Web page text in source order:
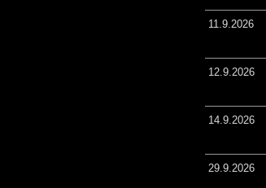
11.9.2026
12.9.2026
14.9.2026
29.9.2026